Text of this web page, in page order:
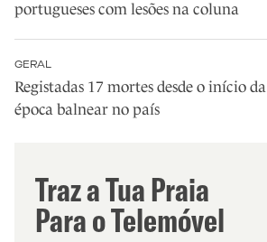
portugueses com lesões na coluna
GERAL
Registadas 17 mortes desde o início da
época balnear no país
Traz a Tua Praia
Para o Telemóvel